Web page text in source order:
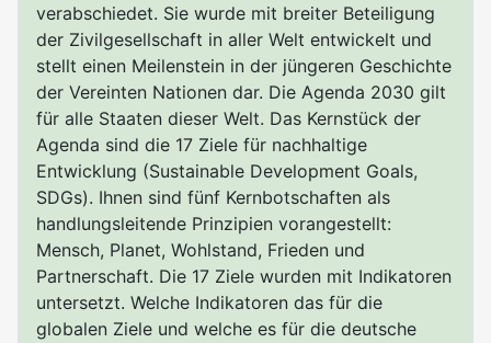
verabschiedet. Sie wurde mit breiter Beteiligung
der Zivilgesellschaft in aller Welt entwickelt und
stellt einen Meilenstein in der jüngeren Geschichte
der Vereinten Nationen dar. Die Agenda 2030 gilt
für alle Staaten dieser Welt. Das Kernstück der
Agenda sind die 17 Ziele für nachhaltige
Entwicklung (Sustainable Development Goals,
SDGs). Ihnen sind fünf Kernbotschaften als
handlungsleitende Prinzipien vorangestellt:
Mensch, Planet, Wohlstand, Frieden und
Partnerschaft. Die 17 Ziele wurden mit Indikatoren
untersetzt. Welche Indikatoren das für die
globalen Ziele und welche es für die deutsche